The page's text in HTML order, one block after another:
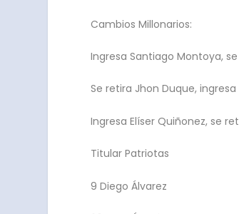
Cambios Millonarios:
Ingresa Santiago Montoya,
Se retira Jhon Duque, ingresa
Ingresa Elíser Quiñonez, se
Titular Patriotas
9 Diego Álvarez